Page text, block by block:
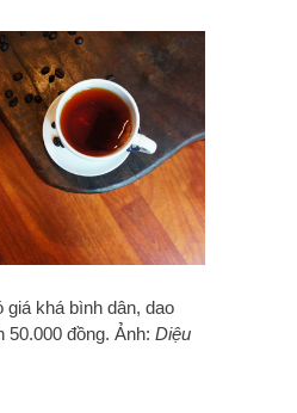
khá bình dân, dao
50.000 đồng. Ảnh: Diệu